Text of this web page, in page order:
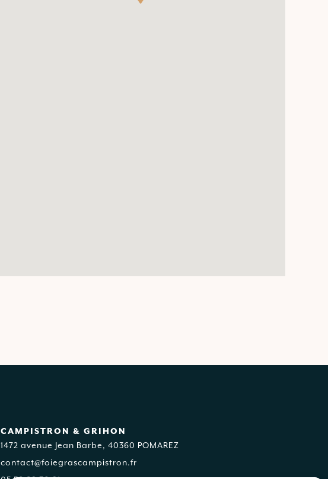
CAMPISTRON & GRIHON
1472 avenue Jean Barbe, 40360 POMAREZ
contact@foiegrascampistron.fr